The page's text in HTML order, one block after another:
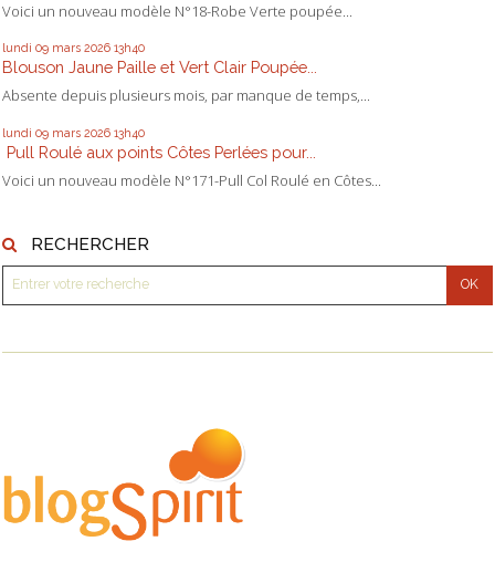
Voici un nouveau modèle N°18-Robe Verte poupée...
lundi 09 mars 2026 13h40
Blouson Jaune Paille et Vert Clair Poupée...
Absente depuis plusieurs mois, par manque de temps,...
lundi 09 mars 2026 13h40
Pull Roulé aux points Côtes Perlées pour...
Voici un nouveau modèle N°171-Pull Col Roulé en Côtes...
RECHERCHER